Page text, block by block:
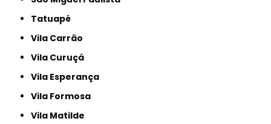
Tatuapé
Vila Carrão
Vila Curuçá
Vila Esperança
Vila Formosa
Vila Matilde